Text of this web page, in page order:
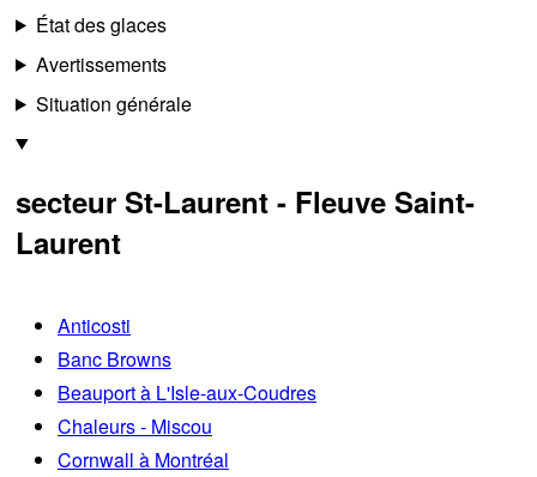
État des glaces
Avertissements
Situation générale
secteur St-Laurent - Fleuve Saint-
Laurent
Anticosti
Banc Browns
Beauport à L'Isle-aux-Coudres
Chaleurs - Miscou
Cornwall à Montréal